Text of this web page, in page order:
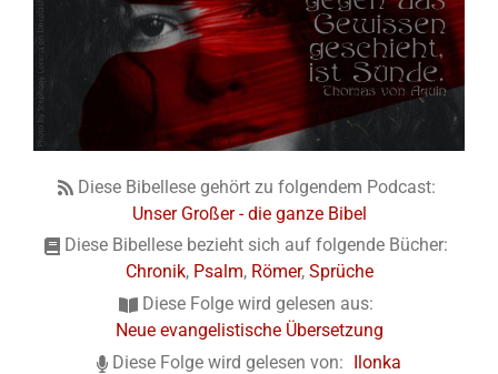
Diese Bibellese gehört zu folgendem Podcast:
Unser Großer - die ganze Bibel
Diese Bibellese bezieht sich auf folgende Bücher:
Chronik, Psalm, Römer, Sprüche
Diese Folge wird gelesen aus:
Neue evangelistische Übersetzung
Diese Folge wird gelesen von: Ilonka